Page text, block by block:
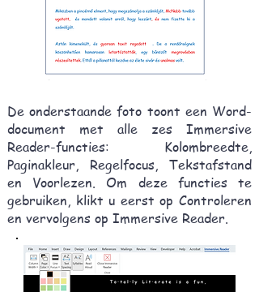
De onderstaande foto toont een Word-
document met alle zes Immersive
Reader-functies: Kolombreedte,
Paginakleur, Regelfocus, Tekstafstand
en Voorlezen. Om deze functies te
gebruiken, klikt u eerst op Controleren
en vervolgens op Immersive Reader.